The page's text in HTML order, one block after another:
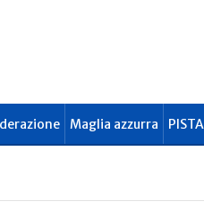
Maglia azzurra